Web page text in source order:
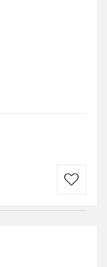
Do